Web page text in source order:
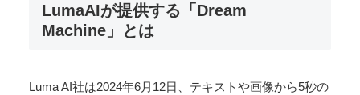
LumaAIが提供する「Dream
Machine」とは
Luma AI社は2024年6月12日、テキストや画像から5秒の